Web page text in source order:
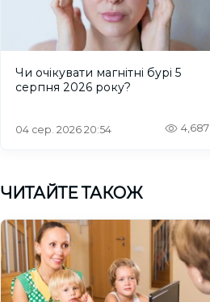
Чи очікувати магнітні бурі 5
серпня 2026 року?
04 сер. 2026 20:54 4,687
ЧИТАЙТЕ ТАКОЖ